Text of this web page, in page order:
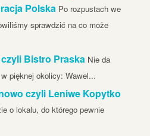
Polska Po rozpustach we
sprawdzić na co może
Bistro Praska Nie da
pięknej okolicy: Wawel...
czyli Leniwe Kopytko
o lokalu, do którego pewnie